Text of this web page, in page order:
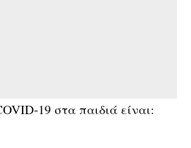
19 στα παιδιά είναι: